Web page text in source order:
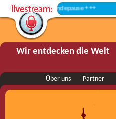
Wir entdecken die Welt
Über uns Partner